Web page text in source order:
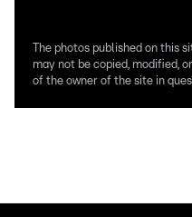
The photos published on this
may not be copied, modified,
of the owner of the site in